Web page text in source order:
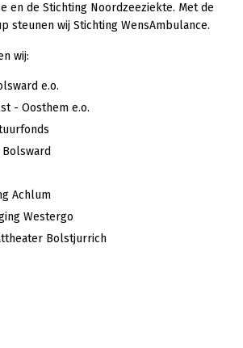
en de Stichting Noordzeeziekte. Met de
steunen wij Stichting WensAmbulance.
wij:
e.o.
- Oosthem e.o.
Achlum
Westergo
Bolstjurrich